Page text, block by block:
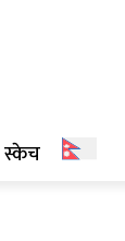
स्केच